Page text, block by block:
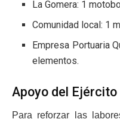
La Gomera: 1
Comunidad local: 1
Empresa Portuaria
elementos.
Apoyo del Ejército
Para reforzar las